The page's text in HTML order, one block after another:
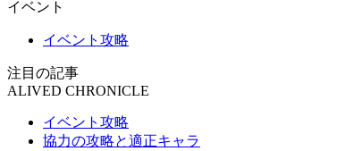
イベント
イベント攻略
注目の記事
ALIVED CHRONICLE
イベント攻略
協力の攻略と適正キャラ